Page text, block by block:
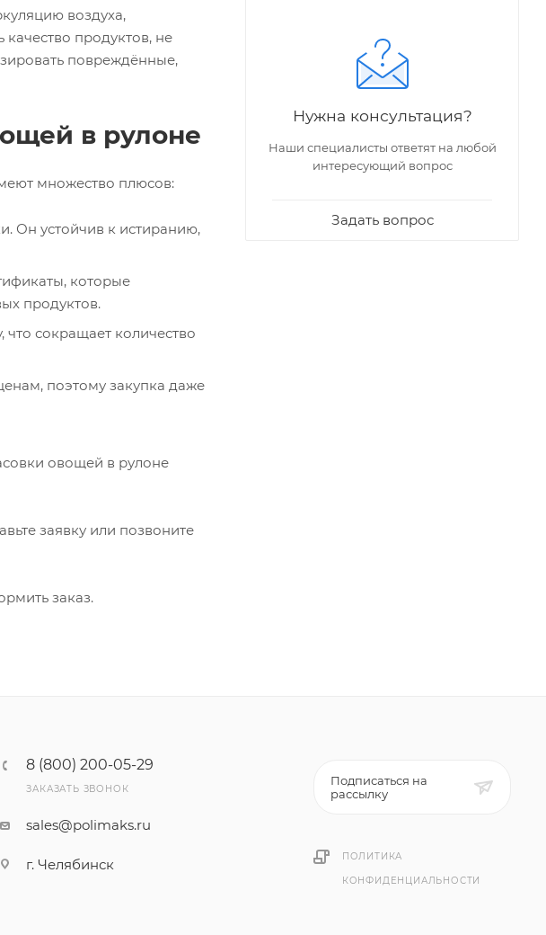
воздуха,
продуктов, не
повреждённые,
в рулоне
множество плюсов:
Он устойчив к истиранию,
которые
продуктов.
сокращает количество
поэтому закупка даже
овощей в рулоне
заявку или позвоните
заказ.
Нужна консультация?
Наши специалисты ответят на любой
интересующий вопрос
Задать вопрос
8 (800) 200-05-29
ЗАКАЗАТЬ ЗВОНОК
sales@polimaks.ru
г. Челябинск
Подписаться на
рассылку
ПОЛИТИКА
КОНФИДЕНЦИАЛЬНОСТИ